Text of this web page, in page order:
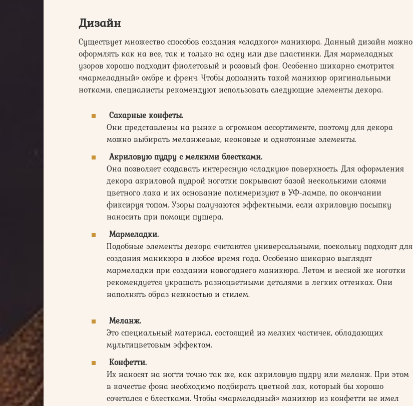
Дизайн
Существует множество способов создания «сладкого» маникюра. Данный дизайн можно
оформлять как на все, так и только на одну или две пластинки. Для мармеладных
узоров хорошо подходит фиолетовый и розовый фон. Особенно шикарно смотрится
«мармеладный» омбре и френч. Чтобы дополнить такой маникюр оригинальными
нотками, специалисты рекомендуют использовать следующие элементы декора.
Сахарные конфеты.
Они представлены на рынке в огромном ассортименте, поэтому для декора
можно выбирать меланжевые, неоновые и однотонные элементы.
Акриловую пудру с мелкими блестками.
Она позволяет создавать интересную «сладкую» поверхность. Для оформления
декора акриловой пудрой ноготки покрывают базой несколькими слоями
цветного лака и их основание полимеризуют в УФ-лампе, по окончании
фиксируя топом. Узоры получаются эффектными, если акриловую посыпку
наносить при помощи пушера.
Мармеладки.
Подобные элементы декора считаются универсальными, поскольку подходят для
создания маникюра в любое время года. Особенно шикарно выглядят
мармеладки при создании новогоднего маникюра. Летом и весной же ноготки
рекомендуется украшать разноцветными деталями в легких оттенках. Они
наполнять образ нежностью и стилем.
Меланж.
Это специальный материал, состоящий из мелких частичек, обладающих
мультицветовым эффектом.
Конфетти.
Их наносят на ногти точно так же, как акриловую пудру или меланж. При этом
в качестве фона необходимо подбирать цветной лак, который бы хорошо
сочетался с блестками. Чтобы «мармеладный» маникюр из конфетти не имел